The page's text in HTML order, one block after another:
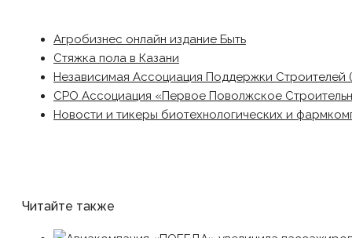
Агробизнес онлайн издание Быть
Стяжка пола в Казани
Независимая Ассоциация Поддержки Строителей
СРО Ассоциация «Первое Поволжское
Новости и тикеры биотехнологических и
Читайте также